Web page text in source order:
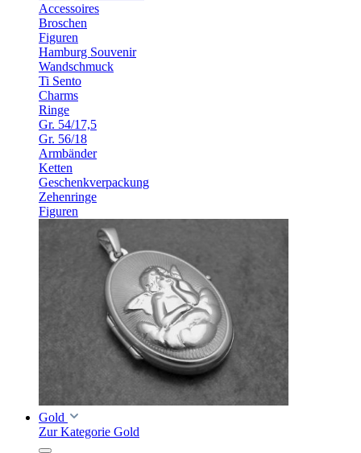
Accessoires
Broschen
Figuren
Hamburg Souvenir
Wandschmuck
Ti Sento
Charms
Ringe
Gr. 54/17,5
Gr. 56/18
Armbänder
Ketten
Geschenkverpackung
Zehenringe
Figuren
Gold
Zur Kategorie Gold